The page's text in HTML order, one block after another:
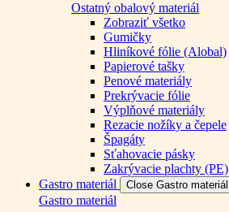
Ostatný obalový materiál
Zobraziť všetko
Gumičky
Hliníkové fólie (Alobal)
Papierové tašky
Penové materiály
Prekrývacie fólie
Výplňové materiály
Rezacie nožíky a čepele
Špagáty
Sťahovacie pásky
Zakrývacie plachty (PE)
Gastro materiál
Close Gastro materiál
Gastro materiál